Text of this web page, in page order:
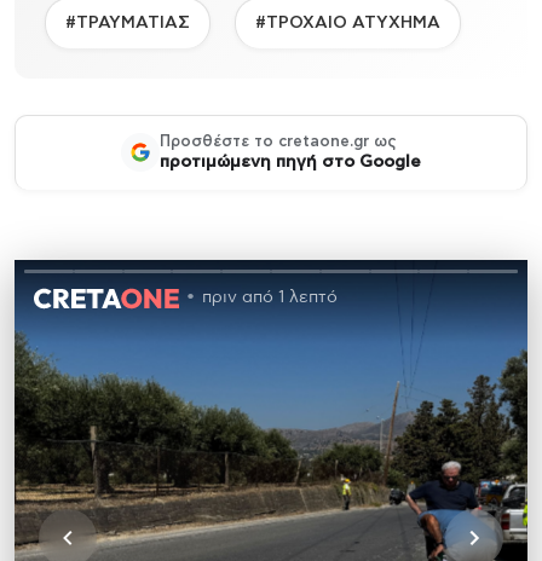
#ΤΡΑΥΜΑΤΙΑΣ #ΤΡΟΧΑΙΟ ΑΤΥΧΗΜΑ
Προσθέστε το cretaone.gr ως
προτιμώμενη πηγή στο Google
πριν από 1 λεπτό